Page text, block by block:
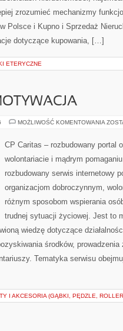
zrozumieć mechanizmy
Polsce i Kupno i Sprzedaż
dotyczące kupowania, […]
ETERYCZNE
MOŻLIWOŚĆ KOMENTOWANIA
CP Caritas – rozbudowany portal
wolontariacie i mądrym
rozbudowany serwis internetowy
organizacjom dobroczynnym,
różnym sposobom wspierania
trudnej sytuacji życiowej. Jest to
wiedzę dotyczące
środków, prowadzenia
Tematyka serwisu
I AKCESORIA (GĄBKI, PĘDZLE,